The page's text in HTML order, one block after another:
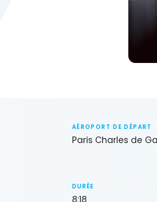
AÉROPORT DE DÉPART
Paris Charles de
DURÉE
8:18